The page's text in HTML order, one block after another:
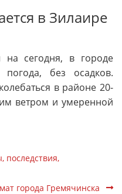
в Зилаире
на сегодня, в городе
без осадков.
в районе 20-
ветром и умеренной
города Гремячинска